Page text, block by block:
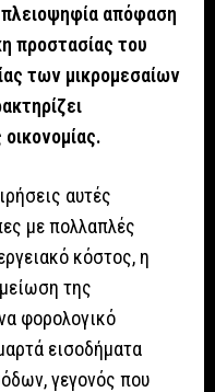
πλειοψηφία απόφαση
προστασίας του
των μικρομεσαίων
αυτές
με πολλαπλές
κόστος, η
της
φορολογικό
εισοδήματα
γεγονός που